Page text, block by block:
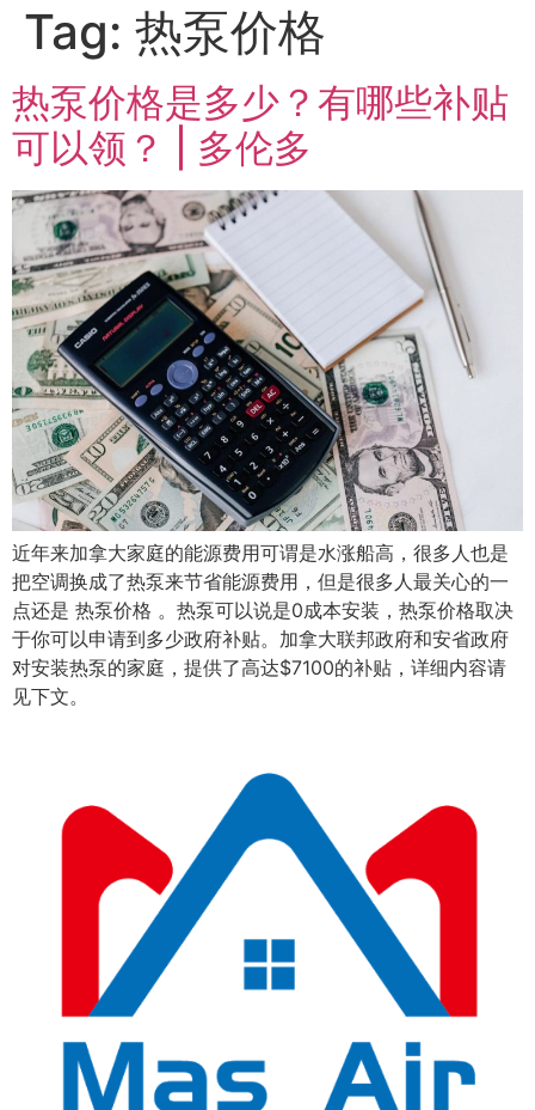
Tag: 热泵价格
热泵价格是多少？有哪些补贴
可以领？ | 多伦多
近年来加拿大家庭的能源费用可谓是水涨船高，很多人也是
把空调换成了热泵来节省能源费用，但是很多人最关心的一
点还是 热泵价格 。热泵可以说是0成本安装，热泵价格取决
于你可以申请到多少政府补贴。加拿大联邦政府和安省政府
对安装热泵的家庭，提供了高达$7100的补贴，详细内容请
见下文。